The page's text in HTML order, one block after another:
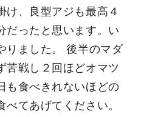
け、良型アジも最高４
だったと思います。い
りました。 後半のマダ
苦戦し２回ほどオマツ
も食べきれないほどの
てあげてください。